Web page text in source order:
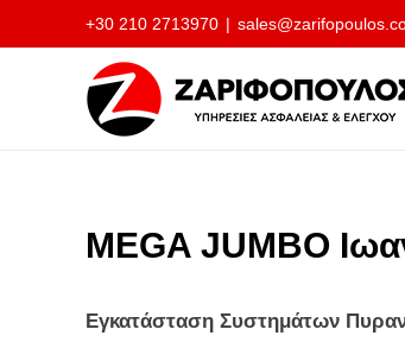
Μετάβαση
στο
περιεχόμενο
+30 210 2713970 |
MEGA JUMBO
Εγκατάσταση Συστημάτων